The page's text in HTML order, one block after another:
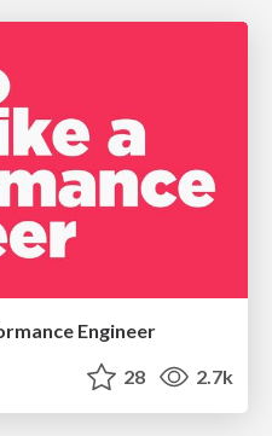
Engineer
28 2.7k